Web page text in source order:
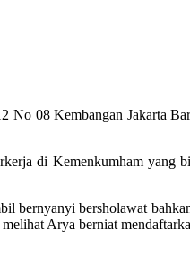
08 Kembangan Jakarta
di Kemenkumham
bersholawat
Arya berniat